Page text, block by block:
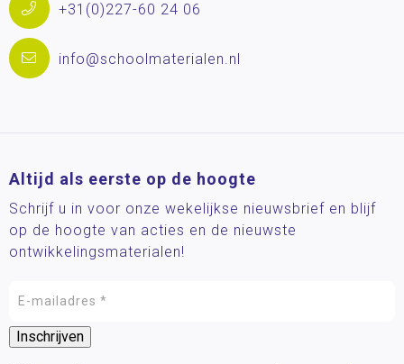
+31(0)227-60 24 06
info@schoolmaterialen.nl
Altijd als eerste op de hoogte
Schrijf u in voor onze wekelijkse nieuwsbrief en blijf
op de hoogte van acties en de nieuwste
ontwikkelingsmaterialen!